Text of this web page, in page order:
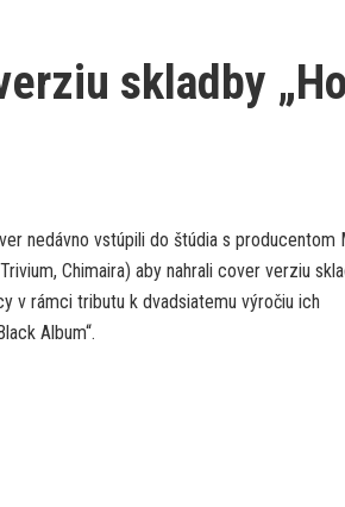
skladby
nedávno vstúpili do štúdia s producentom
Chimaira) aby nahrali cover verziu
v rámci tributu k dvadsiatemu výročiu ich
Album“.